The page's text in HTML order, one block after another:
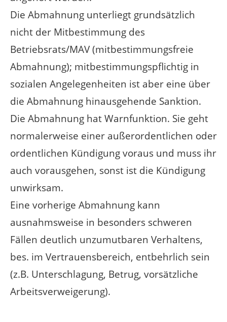
Die Abmahnung unterliegt grundsätzlich
nicht der Mitbestimmung des
Betriebsrats/MAV (mitbestimmungsfreie
Abmahnung); mitbestimmungspflichtig in
sozialen Angelegenheiten ist aber eine über
die Abmahnung hinausgehende Sanktion.
Die Abmahnung hat Warnfunktion. Sie geht
normalerweise einer außerordentlichen oder
ordentlichen Kündigung voraus und muss ihr
auch vorausgehen, sonst ist die Kündigung
unwirksam.
Eine vorherige Abmahnung kann
ausnahmsweise in besonders schweren
Fällen deutlich unzumutbaren Verhaltens,
bes. im Vertrauensbereich, entbehrlich sein
(z.B. Unterschlagung, Betrug, vorsätzliche
Arbeitsverweigerung).